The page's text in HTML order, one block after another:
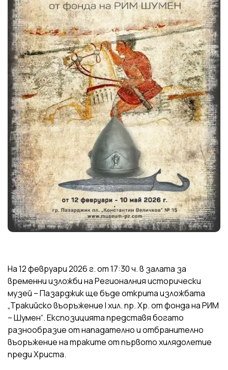
На 12 февруари 2026 г. от 17:30 ч. в залата за
временни изложби на Регионалния исторически
музей – Пазарджик ще бъде открита изложбата
„Тракийско въоръжение I хил. пр. Хр. от фонда на РИМ
– Шумен“. Експозицията представя богато
разнообразие от нападателно и отбранително
въоръжение на траките от първото хилядолетие
преди Христа.